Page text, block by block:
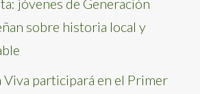
jóvenes de Generación
sobre historia local y
Viva participará en el Primer